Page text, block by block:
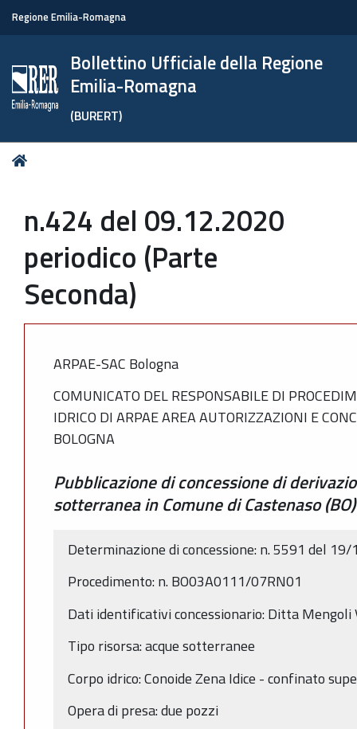
Regione Emilia-Romagna
Bollettino Ufficiale della Regione
Emilia-Romagna
(BURERT)
Tu
n.424 del 09.12.2020
periodico (Parte
Seconda)
ARPAE-SAC Bologna
COMUNICATO DEL RESPONSABILE DI
IDRICO DI ARPAE AREA AUTORIZZAZIONI E
BOLOGNA
Pubblicazione di concessione di
sotterranea in Comune di Castenaso (BO)
Determinazione di concessione: n. 5591 del
Procedimento: n. BO03A0111/07RN01
Dati identificativi concessionario: Ditta Mengoli
Tipo risorsa: acque sotterranee
Corpo idrico: Conoide Zena Idice - confinato
Opera di presa: due pozzi